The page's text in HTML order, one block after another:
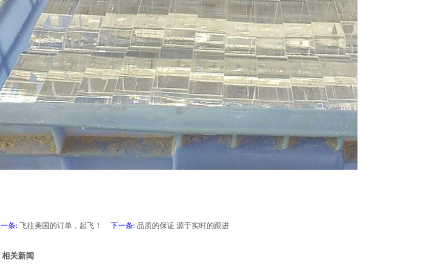
上一条: 飞往美国的订单，起飞！ 下一条: 品质的保证 源于实时的跟进
相关新闻